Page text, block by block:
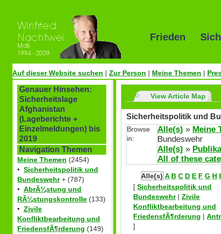
Frieden
Auf dieser Website suchen | Zur Person | Meine Themen |
Genauer Hinsehen:
Sicherheitslage
Afghanistan
(Lageberichte +
Einzelmeldungen) bis
2019
Navigation Themen
Meine Themen (2454)
• Sicherheitspolitik und
Bundeswehr+ (787)
• AbrÃ¼stung und
RÃ¼stungskontrolle (133)
• Zivile
Konfliktbearbeitung und
FriedensfÃ¶rderung (149)
View Article Map
Sicherheitspolitik und
Browse
in:
Alle(s) » Meine
Bundeswehr
Alle(s) »
All of these
Alle(s) A B C D E F G H I
[Sicherheitspolitik und
Bundeswehr|Zivile
Konfliktbearbeitung und
FriedensfÃ¶rderung |
]